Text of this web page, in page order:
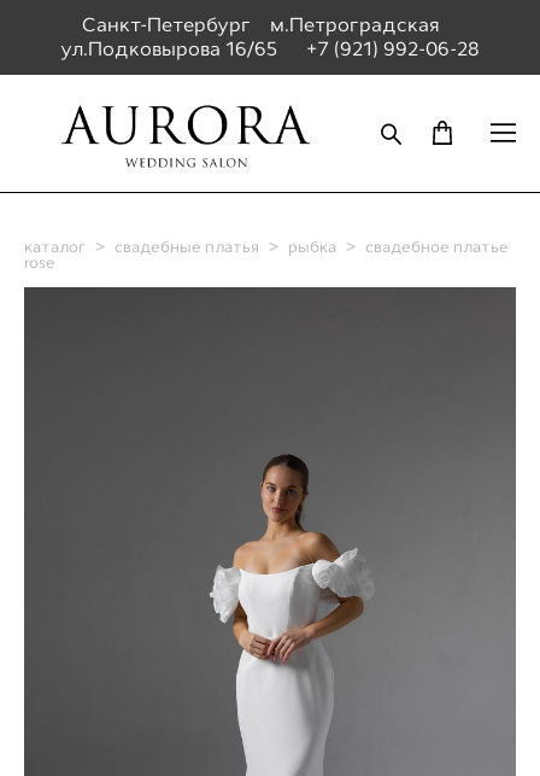
Санкт-Петербург м.Петроградская
ул.Подковырова 16/65 +7 (921) 992-06-28
каталог > свадебные платья > рыбка > свадебное платье
rose